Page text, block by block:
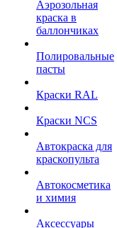
Аэрозольная
краска в
баллончиках
Полировальные
пасты
Краски RAL
Краски NCS
Автокраска для
краскопульта
Автокосметика
и химия
Аксессуары